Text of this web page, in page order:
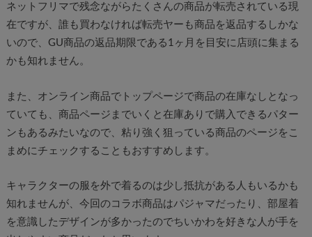
ネットフリマで残念ながらたくさんの商品が転売されている現
在ですが、誰も買わなければ転売ヤーも商品を返品するしかな
いので、GU商品の返品期限である1ヶ月を目安に店頭に集まる
かも知れません。
また、オンライン商品でトップページで商品の在庫なしとなっ
ていても、商品ページまでいくと在庫ありで購入できるパター
ンもあるみたいなので、粘り強く狙っている商品のページをこ
まめにチェックすることもおすすめします。
キャラクターの服を外で着るのは少し抵抗がある人もいるかも
知れませんが、今回のコラボ商品はパジャマだったり、部屋着
を意識したデザインが多かったのでちいかわを好きな人が手を